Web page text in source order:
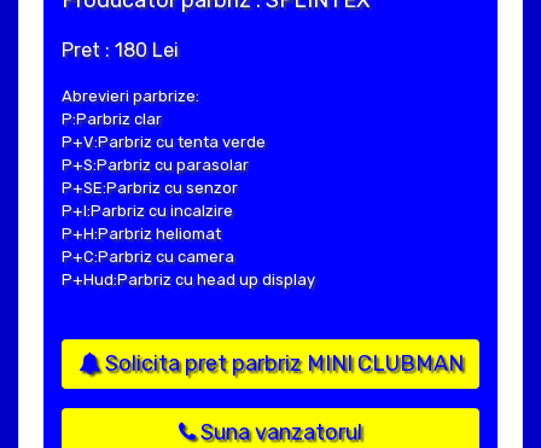
Pret : 180 Lei
Abrevieri parbrize:
P:Parbriz clar
P+V:Parbriz cu tenta verde
P+S:Parbriz cu parasolar
P+SE:Parbriz cu senzor
P+I:Parbriz cu incalzire
P+H:Parbriz heliomat
P+C:Parbriz cu camera
P+Hud:Parbriz cu head up display
Solicita pret parbriz MINI CLUBMAN
Suna vanzatorul